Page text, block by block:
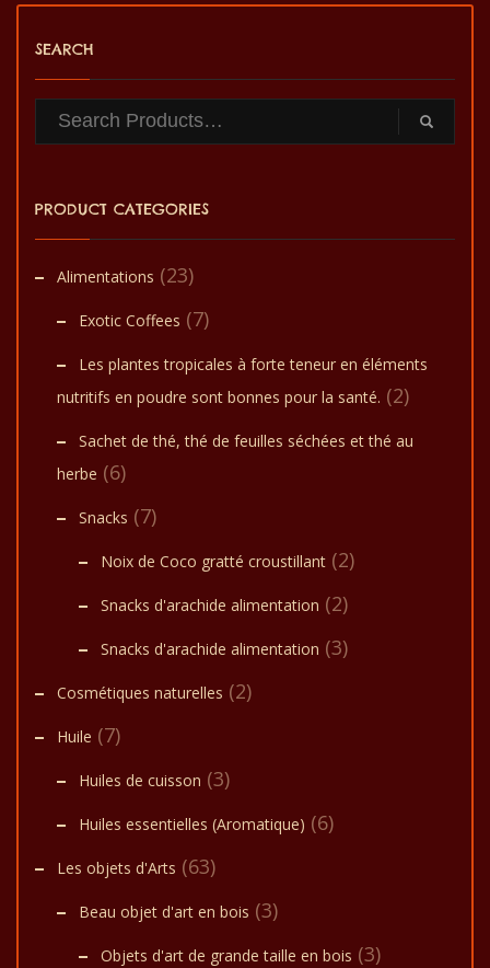
etc. Ceci est pour vous si
enfants, vos amis, votre
SEARCH
PRODUCT CATEGORIES
Alimentations (23)
Exotic Coffees (7)
Les plantes tropicales à forte teneur en éléments
nutritifs en poudre sont bonnes pour la santé. (2)
Sachet de thé, thé de feuilles séchées et thé au
herbe (6)
Snacks (7)
Noix de Coco gratté croustillant (2)
Snacks d'arachide alimentation (2)
Snacks d'arachide alimentation (3)
Cosmétiques naturelles (2)
Huile (7)
Huiles de cuisson (3)
Huiles essentielles (Aromatique) (6)
Les objets d'Arts (63)
Beau objet d'art en bois (3)
Objets d'art de grande taille en bois (3)